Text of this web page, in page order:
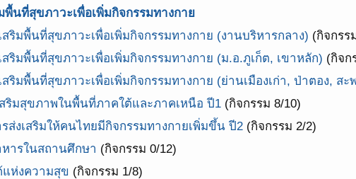
พื้นที่สุขภาวะเพื่อเพิ่มกิจกรรมทางกาย
ริมพื้นที่สุขภาวะเพื่อเพิ่มกิจกรรมทางกาย (งานบริหารกลาง) (กิจกรร
ริมพื้นที่สุขภาวะเพื่อเพิ่มกิจกรรมทางกาย (ม.อ.ภูเก็ต, เขาหลัก) (กิจก
ริมพื้นที่สุขภาวะเพื่อเพิ่มกิจกรรมทางกาย (ย่านเมืองเก่า, ป่าตอง, ส
ริมสุขภาพในพื้นที่ภาคใต้และภาคเหนือ ปี1 (กิจกรรม 8/10)
งเสริมให้คนไทยมีกิจกรรมทางกายเพิ่มขึ้น ปี2 (กิจกรรม 2/2)
ารในสถานศึกษา (กิจกรรม 0/12)
ห่งความสุข (กิจกรรม 1/8)